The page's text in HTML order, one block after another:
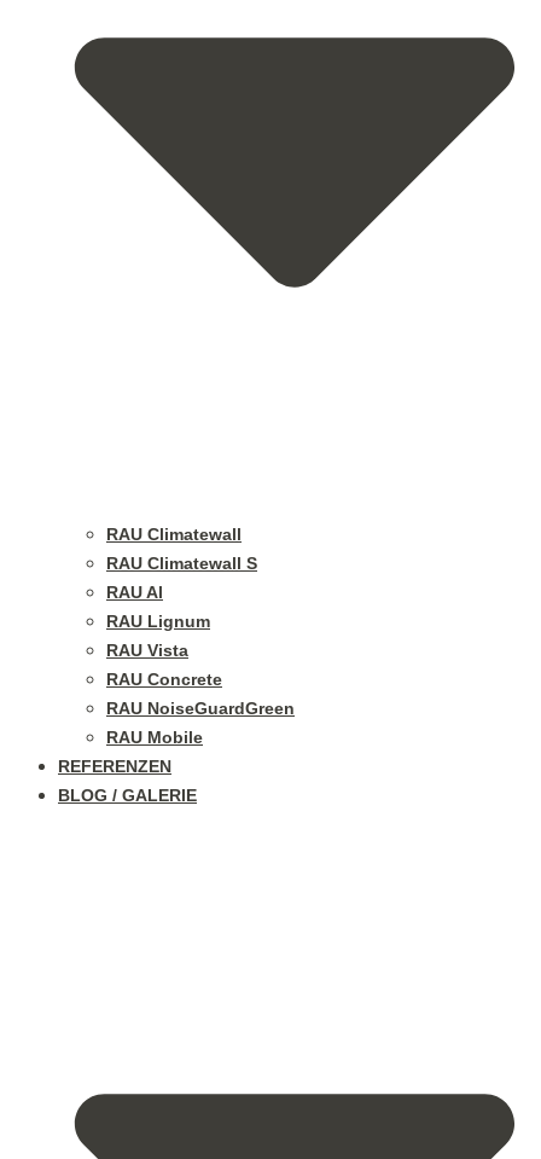
RAU Climatewall
RAU Climatewall S
RAU Al
RAU Lignum
RAU Vista
RAU Concrete
RAU NoiseGuardGreen
RAU Mobile
REFERENZEN
BLOG / GALERIE